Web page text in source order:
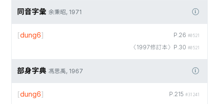
同音字彙 余秉昭, 1971
P.26 #0521
〈1997修訂本〉P.30 #0521
[dung6]
部身字典 馮思禹, 1967
P.215 #31241
[dung6]